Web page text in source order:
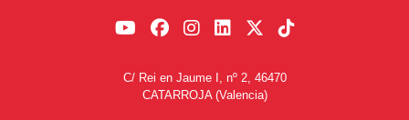
C/ Rei en Jaume I, nº 2, 46470
CATARROJA (Valencia)